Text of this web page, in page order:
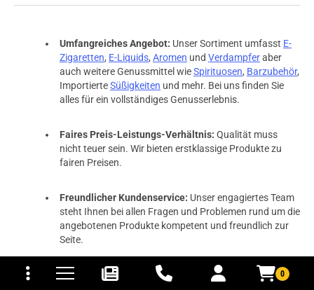
0
und Versandkosten
Umfangreiches Angebot: Unser Sortiment umfasst E-
Zigaretten, E-Liquids, Aromen und Verdampferaber
auch weitere Genussmittel wieSpirituosen, Barzubehör,
ImportierteSüßigkeiten und mehr. Bei uns finden Sie
alles für ein vollständiges Genusserlebnis.
Faires Preis-Leistungs-Verhältnis: Qualität muss
nicht teuer sein. Wir bieten erstklassige Produkte zu
fairen Preisen.
Freundlicher Kundenservice: Unser engagiertes Team
steht Ihnen bei allen Fragen und Problemen rund um die
angebotenen Produkte kompetent und freundlich zur
Seite.
Kostenlose Rücksendung:
Ihre Zufriedenheit ist unser